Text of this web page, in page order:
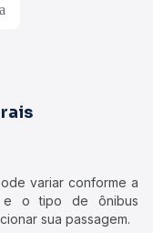
variar conforme a
e o tipo de ônibus
sua passagem.